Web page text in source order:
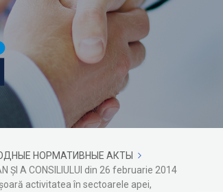
НОРМАТИВНЫЕ АКТЫ
ȘI A CONSILIULUI din 26 februarie 2014
activitatea în sectoarele apei,